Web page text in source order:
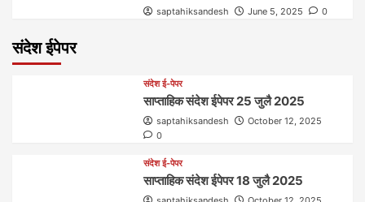
saptahiksandesh June 5, 2025 0
संदेश ईपेपर
संदेश ई-पेपर
साप्ताहिक संदेश ईपेपर 25 जुलै 2025
saptahiksandesh
October 12, 2025
0
संदेश ई-पेपर
साप्ताहिक संदेश ईपेपर 18 जुलै 2025